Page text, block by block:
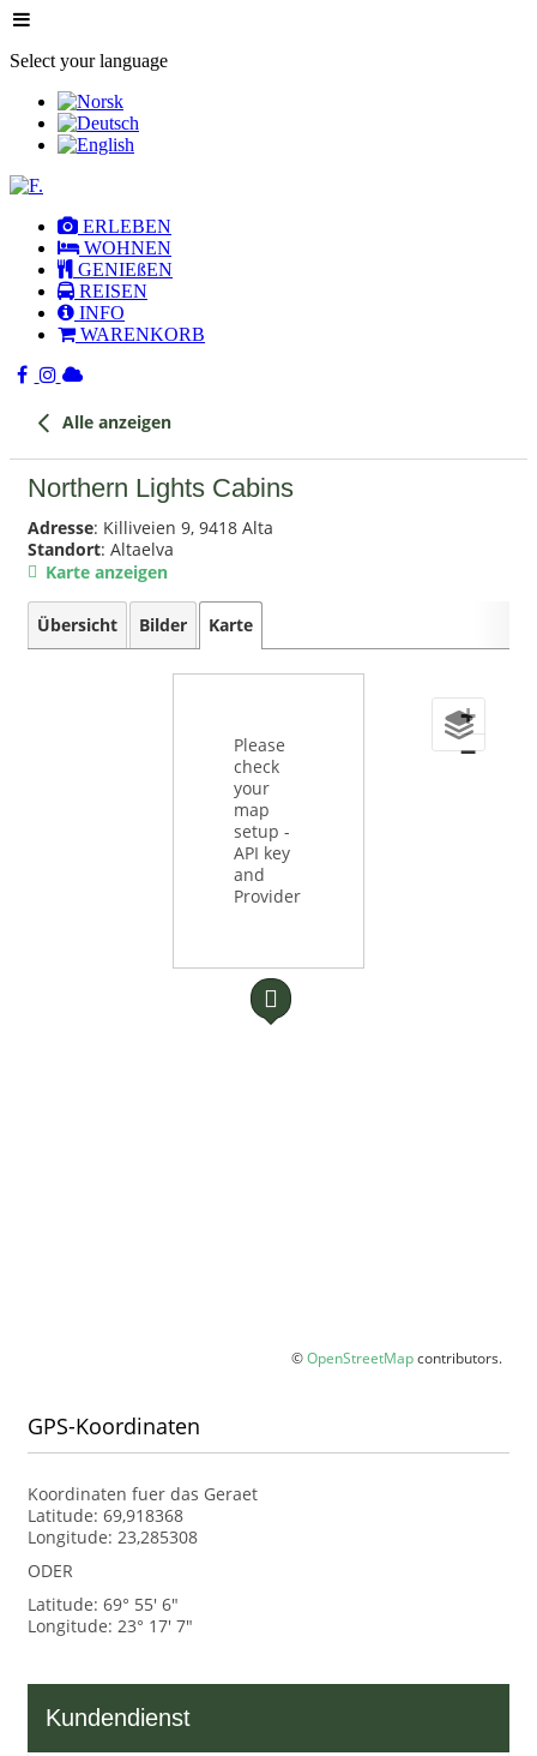
Select your language
ERLEBEN
WOHNEN
GENIEßEN
REISEN
INFO
WARENKORB
Alle anzeigen
Northern Lights Cabins
Adresse: Killiveien 9, 9418 Alta
Standort: Altaelva
Karte anzeigen
Übersicht Bilder Karte
Please
check
your
map
setup -
API key
and
Provider
©OpenStreetMapcontributors.
+
−
GPS-Koordinaten
Koordinaten fuer das Geraet
Latitude: 69,918368
Longitude: 23,285308
ODER
Latitude: 69° 55' 6"
Longitude: 23° 17' 7"
Kundendienst